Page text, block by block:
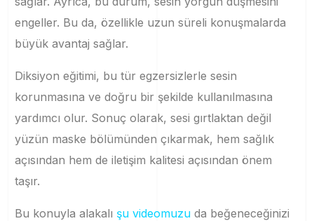
engeller. Bu da, özellikle uzun süreli konuşmalarda
büyük avantaj sağlar.
Diksiyon eğitimi, bu tür egzersizlerle sesin
korunmasına ve doğru bir şekilde kullanılmasına
yardımcı olur. Sonuç olarak, sesi gırtlaktan değil
yüzün maske bölümünden çıkarmak, hem sağlık
açısından hem de iletişim kalitesi açısından önem
taşır.
Bu konuyla alakalı şu videomuzu da beğeneceğinizi